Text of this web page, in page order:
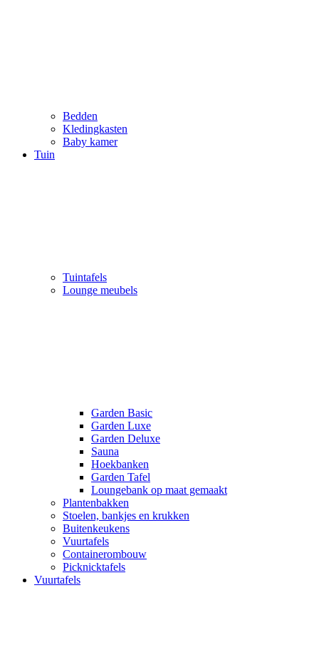
Bedden
Kledingkasten
Baby kamer
Tuin
Tuintafels
Lounge meubels
Garden Basic
Garden Luxe
Garden Deluxe
Sauna
Hoekbanken
Garden Tafel
Loungebank op maat gemaakt
Plantenbakken
Stoelen, bankjes en krukken
Buitenkeukens
Vuurtafels
Containerombouw
Picknicktafels
Vuurtafels